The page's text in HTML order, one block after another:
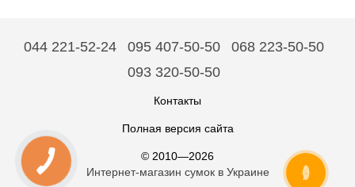
044 221-52-24 095 407-50-50
068 223-50-50
093 320-50-50
Контакты
Полная версия сайта
© 2010—2026
Интернет-магазин сумок в Украине
ОНЛАЙН ЧАТ